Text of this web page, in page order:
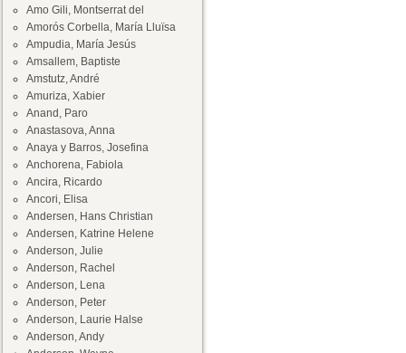
Amo Gili, Montserrat del
Amorós Corbella, María Lluïsa
Ampudia, María Jesús
Amsallem, Baptiste
Amstutz, André
Amuriza, Xabier
Anand, Paro
Anastasova, Anna
Anaya y Barros, Josefina
Anchorena, Fabiola
Ancira, Ricardo
Ancori, Elisa
Andersen, Hans Christian
Andersen, Katrine Helene
Anderson, Julie
Anderson, Rachel
Anderson, Lena
Anderson, Peter
Anderson, Laurie Halse
Anderson, Andy